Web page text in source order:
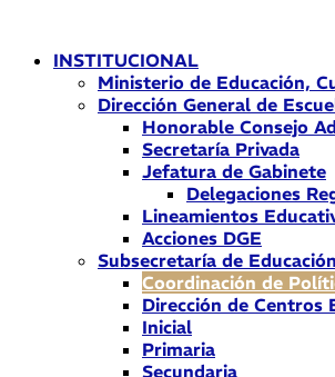
contenidoINSTITUCIONAL
Ministerio de Educación,
Dirección General de
Honorable Consejo
Secretaría Privada
Jefatura de Gabinete
Delegaciones
Lineamientos
Acciones DGE
Subsecretaría de Educación
Coordinación de
Dirección de Centros
Inicial
Primaria
Secundaria